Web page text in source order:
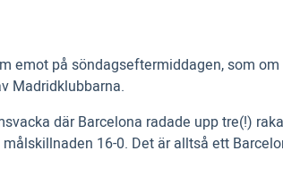
emot på söndagseftermiddagen, som
Madridklubbarna.
där Barcelona radade upp tre(!)
16-0. Det är alltså ett